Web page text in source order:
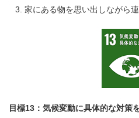
家にある物を思い出しながら
目標13：気候変動に具体的な対策